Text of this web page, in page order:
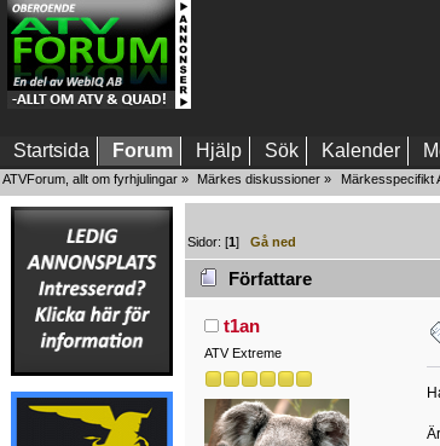
Startsida Forum Hjälp Sök Kalender
ATVForum, allt om fyrhjulingar » Märkes diskussioner » Märkesspecifikt
Sidor: [1]Gå ned
Författare
t1an
ATV Extreme